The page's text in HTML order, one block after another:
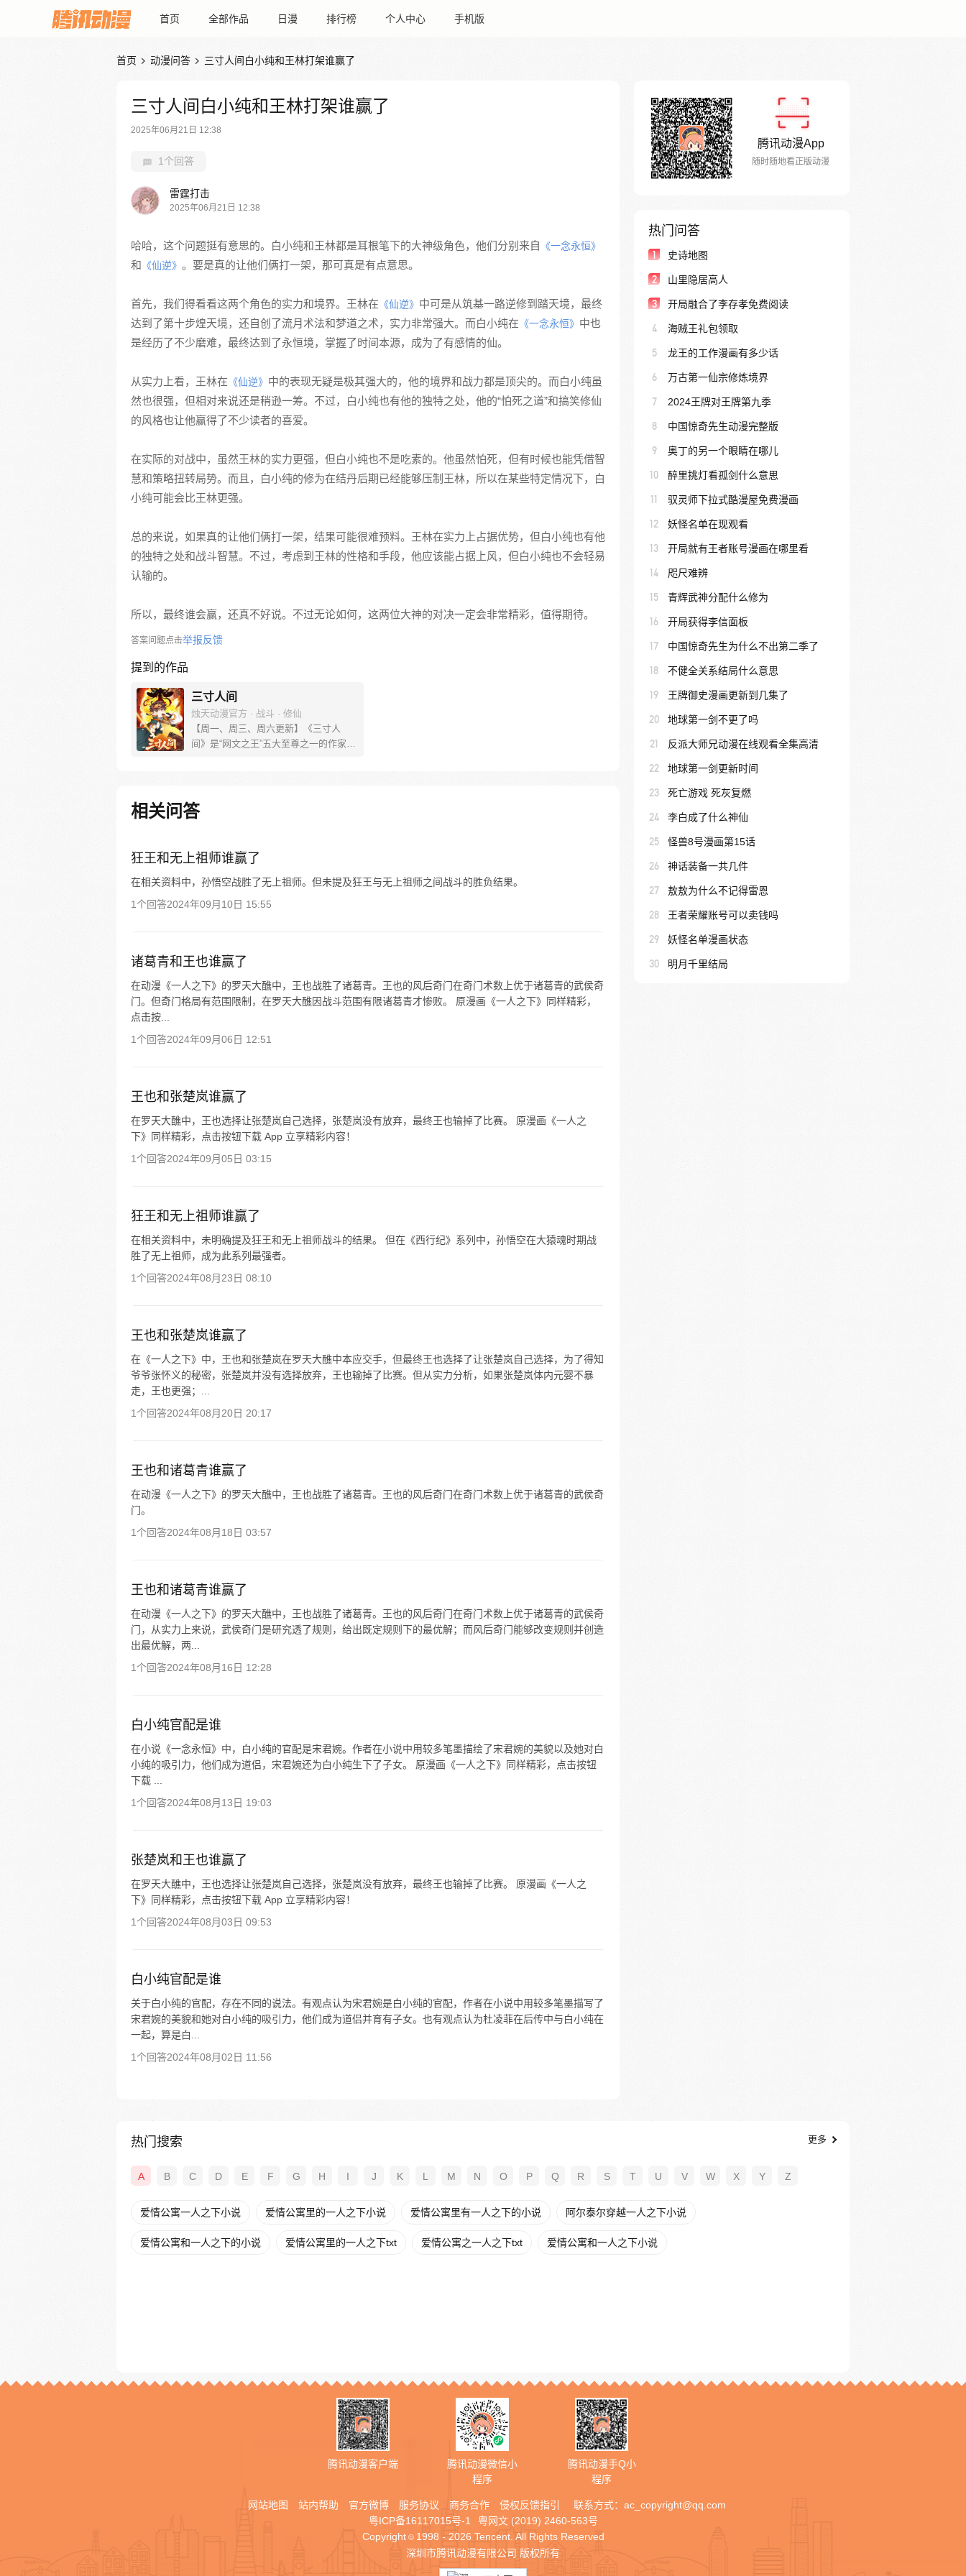
首页 全部作品 日漫 排行榜 个人中心 手机版
首页  动漫问答  三寸人间白小纯和王林打架谁赢了
三寸人间白小纯和王林打架谁赢了
2025年06月21日 12:38
1个回答
雷霆打击
2025年06月21日 12:38
哈哈，这个问题挺有意思的。白小纯和王林都是耳根笔下的大神级角色，他们分别来自 《一念永恒》
和 《仙逆》 。要是真的让他们俩打一架，那可真是有点意思。
首先，我们得看看这两个角色的实力和境界。王林在 《仙逆》 中可是从筑基一路逆修到踏天境，最终
达到了第十步煌天境，还自创了流月术法和梦道之术，实力非常强大。而白小纯在 《一念永恒》 中也
是经历了不少磨难，最终达到了永恒境，掌握了时间本源，成为了有感情的仙。
从实力上看，王林在 《仙逆》 中的表现无疑是极其强大的，他的境界和战力都是顶尖的。而白小纯虽
然也很强，但相对来说还是稍逊一筹。不过，白小纯也有他的独特之处，他的“怕死之道”和搞笑修仙
的风格也让他赢得了不少读者的喜爱。
在实际的对战中，虽然王林的实力更强，但白小纯也不是吃素的。他虽然怕死，但有时候也能凭借智
慧和策略扭转局势。而且，白小纯的修为在结丹后期已经能够压制王林，所以在某些特定情况下，白
小纯可能会比王林更强。
总的来说，如果真的让他们俩打一架，结果可能很难预料。王林在实力上占据优势，但白小纯也有他
的独特之处和战斗智慧。不过，考虑到王林的性格和手段，他应该能占据上风，但白小纯也不会轻易
认输的。
所以，最终谁会赢，还真不好说。不过无论如何，这两位大神的对决一定会非常精彩，值得期待。
答案问题点击举报反馈
提到的作品
三寸人间
烛天动漫官方 · 战斗 · 修仙
【周一、周三、周六更新】《三寸人
间》是“网文之王”五大至尊之一的作家耳
由国内著名漫画家HeHe携手新锐漫画家
Sariel、小林改编制作~
相关问答
狂王和无上祖师谁赢了
在相关资料中，孙悟空战胜了无上祖师。但未提及狂王与无上祖师之间战斗的胜负结果。
1个回答2024年09月10日 15:55
诸葛青和王也谁赢了
在动漫《一人之下》的罗天大醮中，王也战胜了诸葛青。王也的风后奇门在奇门术数上优于诸葛青的武侯奇
门。但奇门格局有范围限制，在罗天大醮因战斗范围有限诸葛青才惨败。 原漫画《一人之下》同样精彩，
点击按...
1个回答2024年09月06日 12:51
王也和张楚岚谁赢了
在罗天大醮中，王也选择让张楚岚自己选择，张楚岚没有放弃，最终王也输掉了比赛。 原漫画《一人之
下》同样精彩，点击按钮下载 App 立享精彩内容！
1个回答2024年09月05日 03:15
狂王和无上祖师谁赢了
在相关资料中，未明确提及狂王和无上祖师战斗的结果。 但在《西行纪》系列中，孙悟空在大猿魂时期战
胜了无上祖师，成为此系列最强者。
1个回答2024年08月23日 08:10
王也和张楚岚谁赢了
在《一人之下》中，王也和张楚岚在罗天大醮中本应交手，但最终王也选择了让张楚岚自己选择，为了得知
爷爷张怀义的秘密，张楚岚并没有选择放弃，王也输掉了比赛。但从实力分析，如果张楚岚体内元婴不暴
走，王也更强；...
1个回答2024年08月20日 20:17
王也和诸葛青谁赢了
在动漫《一人之下》的罗天大醮中，王也战胜了诸葛青。王也的风后奇门在奇门术数上优于诸葛青的武侯奇
门。
1个回答2024年08月18日 03:57
王也和诸葛青谁赢了
在动漫《一人之下》的罗天大醮中，王也战胜了诸葛青。王也的风后奇门在奇门术数上优于诸葛青的武侯奇
门，从实力上来说，武侯奇门是研究透了规则，给出既定规则下的最优解；而风后奇门能够改变规则并创造
出最优解，两...
1个回答2024年08月16日 12:28
白小纯官配是谁
在小说《一念永恒》中，白小纯的官配是宋君婉。作者在小说中用较多笔墨描绘了宋君婉的美貌以及她对白
小纯的吸引力，他们成为道侣，宋君婉还为白小纯生下了子女。 原漫画《一人之下》同样精彩，点击按钮
下载 ...
1个回答2024年08月13日 19:03
张楚岚和王也谁赢了
在罗天大醮中，王也选择让张楚岚自己选择，张楚岚没有放弃，最终王也输掉了比赛。 原漫画《一人之
下》同样精彩，点击按钮下载 App 立享精彩内容！
1个回答2024年08月03日 09:53
白小纯官配是谁
关于白小纯的官配，存在不同的说法。有观点认为宋君婉是白小纯的官配，作者在小说中用较多笔墨描写了
宋君婉的美貌和她对白小纯的吸引力，他们成为道侣并育有子女。也有观点认为杜凌菲在后传中与白小纯在
一起，算是白...
1个回答2024年08月02日 11:56
腾讯动漫App
随时随地看正版动漫
热门问答
1 史诗地图
2 山里隐居高人
3 开局融合了李存孝免费阅读
4 海贼王礼包领取
5 龙王的工作漫画有多少话
6 万古第一仙宗修炼境界
7 2024王牌对王牌第九季
8 中国惊奇先生动漫完整版
9 奥丁的另一个眼睛在哪儿
10 醉里挑灯看孤剑什么意思
11 驭灵师下拉式酷漫屋免费漫画
12 妖怪名单在现观看
13 开局就有王者账号漫画在哪里看
14 咫尺难辨
15 青辉武神分配什么修为
16 开局获得李信面板
17 中国惊奇先生为什么不出第二季了
18 不健全关系结局什么意思
19 王牌御史漫画更新到几集了
20 地球第一剑不更了吗
21 反派大师兄动漫在线观看全集高清
22 地球第一剑更新时间
23 死亡游戏 死灰复燃
24 李白成了什么神仙
25 怪兽8号漫画第15话
26 神话装备一共几件
27 敖敖为什么不记得雷恩
28 王者荣耀账号可以卖钱吗
29 妖怪名单漫画状态
30 明月千里结局
热门搜索 更多
A B C D E F G H I J K L M N O P Q R S T U V W X Y Z
爱情公寓一人之下小说 爱情公寓里的一人之下小说 爱情公寓里有一人之下的小说 阿尔泰尔穿越一人之下小说
爱情公寓和一人之下的小说 爱情公寓里的一人之下txt 爱情公寓之一人之下txt 爱情公寓和一人之下小说
腾讯动漫客户端
腾讯动漫微信小
程序
腾讯动漫手Q小
程序
网站地图 站内帮助 官方微博 服务协议 商务合作 侵权反馈指引 联系方式： ac_copyright@qq.com
粤ICP备16117015号-1
粤网文 (2019) 2460-563号
Copyright © 1998 - 2026 Tencent. All Rights Reserved
深圳市腾讯动漫有限公司 版权所有